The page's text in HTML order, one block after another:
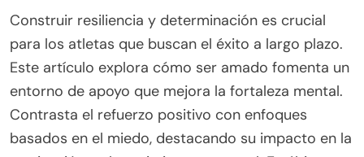
Construir resiliencia y determinación es crucial
para los atletas que buscan el éxito a largo plazo.
Este artículo explora cómo ser amado fomenta un
entorno de apoyo que mejora la fortaleza mental.
Contrasta el refuerzo positivo con enfoques
basados en el miedo, destacando su impacto en la